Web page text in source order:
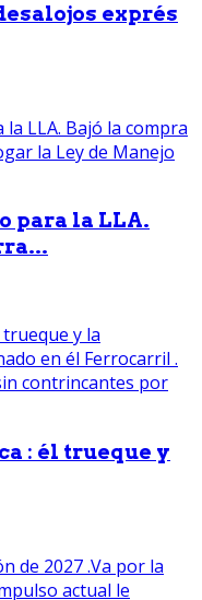
exprés
para la LLA.
: él trueque y